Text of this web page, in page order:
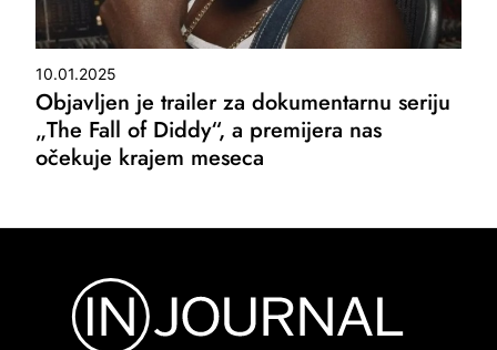
10.01.2025
Objavljen je trailer za dokumentarnu seriju
„The Fall of Diddy“, a premijera nas
očekuje krajem meseca